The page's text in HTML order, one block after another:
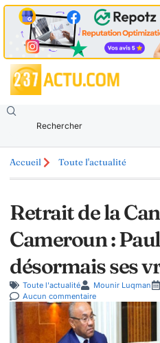
Accueil Toute l'actualité
Retrait de la
Cameroun :
désormais ses
Toute l'actualité Mounir Luqman
Aucun commentaire